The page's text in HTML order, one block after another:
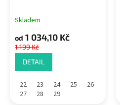
Skladem
od 1 034,10 Kč
1 199 Kč
DETAIL
22 23 24 25
26
27
28 29